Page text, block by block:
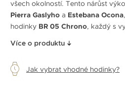
všech okolností. Tento nárůst
Pierra Gaslyho a Estebana Ocona
hodinky BR 05 Chrono, každý s
Více o produktu
Jak vybrat vhodné hodinky?